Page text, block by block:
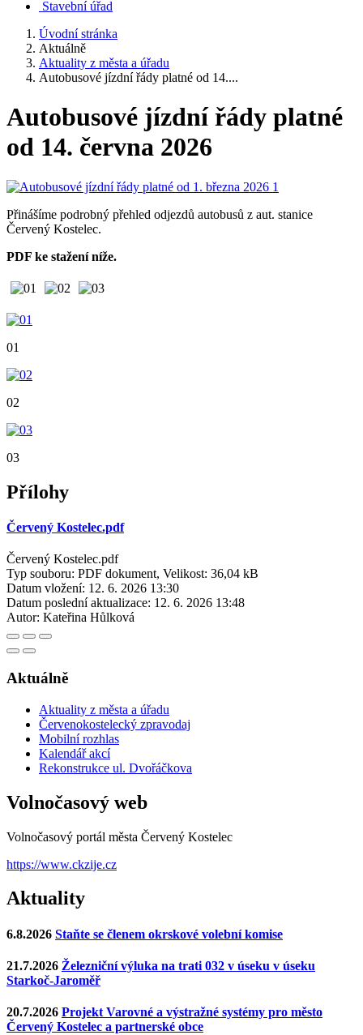
Stavební úřad
Úvodní stránka
Aktuálně
Aktuality z města a úřadu
Autobusové jízdní řády platné od 14....
Autobusové jízdní řády platné
od 14. června 2026
Přinášíme podrobný přehled odjezdů autobusů z aut. stanice
Červený Kostelec.
PDF ke stažení níže.
01
02
03
Přílohy
Červený Kostelec.pdf
Červený Kostelec.pdf
Typ souboru: PDF dokument, Velikost: 36,04 kB
Datum vložení: 12. 6. 2026 13:30
Datum poslední aktualizace: 12. 6. 2026 13:48
Autor: Kateřina Hůlková
Aktuálně
Aktuality z města a úřadu
Červenokostelecký zpravodaj
Mobilní rozhlas
Kalendář akcí
Rekonstrukce ul. Dvořáčkova
Volnočasový web
Volnočasový portál města Červený Kostelec
https://www.ckzije.cz
Aktuality
6.8.2026 Staňte se členem okrskové volební komise
21.7.2026 Železniční výluka na trati 032 v úseku v úseku
Starkoč-Jaroměř
20.7.2026 Projekt Varovné a výstražné systémy pro město
Červený Kostelec a partnerské obce